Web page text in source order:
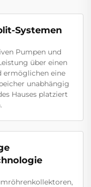
Systemen
Pumpen und
über einen
ermöglichen eine
unabhängig
Hauses platziert